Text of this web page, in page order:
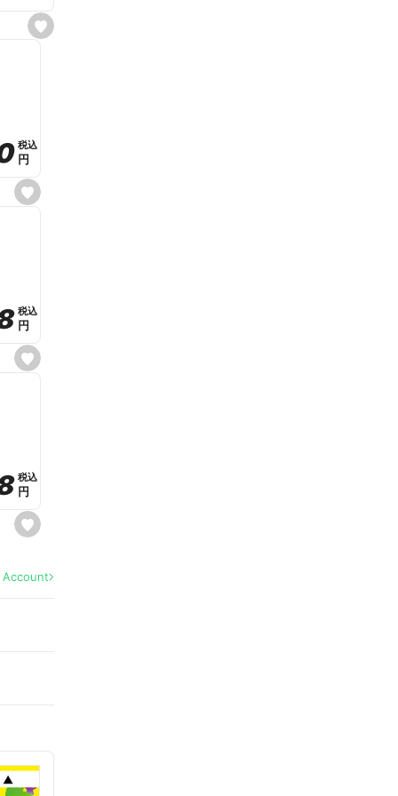
s
e
s
e
e
税込
税込
円
円
s
e
e
税込
税込
円
円
s
e
a
税込
税込
円
円